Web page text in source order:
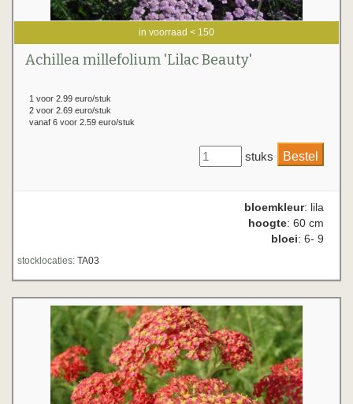
in voorraad < 150
Achillea millefolium 'Lilac Beauty'
1 voor 2.99 euro/stuk
2 voor 2.69 euro/stuk
vanaf 6 voor 2.59 euro/stuk
stuks
bloemkleur: lila
hoogte: 60 cm
bloei: 6- 9
stocklocaties: TA03